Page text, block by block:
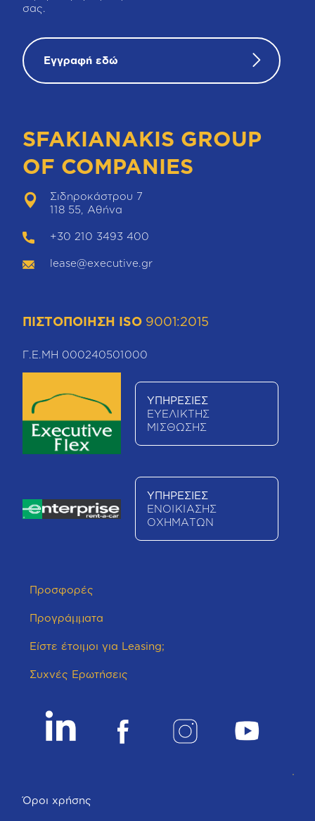
σας.
Εγγραφή εδώ
SFAKIANAKIS GROUP
OF COMPANIES
Σιδηροκάστρου 7
118 55, Αθήνα
+30 210 3493 400
lease@executive.gr
ΠΙΣΤΟΠΟΙΗΣΗ ISO 9001:2015
Γ.Ε.ΜΗ 000240501000
ΥΠΗΡΕΣΙΕΣ
ΕΥΕΛΙΚΤΗΣ
ΜΙΣΘΩΣΗΣ
ΥΠΗΡΕΣΙΕΣ
ΕΝΟΙΚΙΑΣΗΣ
ΟΧΗΜΑΤΩΝ
Προσφορές
Προγράμματα
Είστε έτοιμοι για Leasing;
Συχνές Ερωτήσεις
Όροι χρήσης